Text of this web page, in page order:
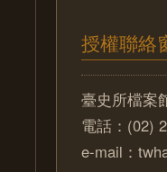
授權聯絡
臺史所檔案
電話：(02)
e-mail：